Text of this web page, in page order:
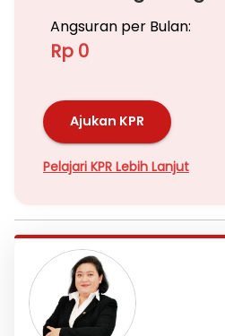
Angsuran per Bulan:
Rp 0
Ajukan KPR
Pelajari KPR Lebih Lanjut